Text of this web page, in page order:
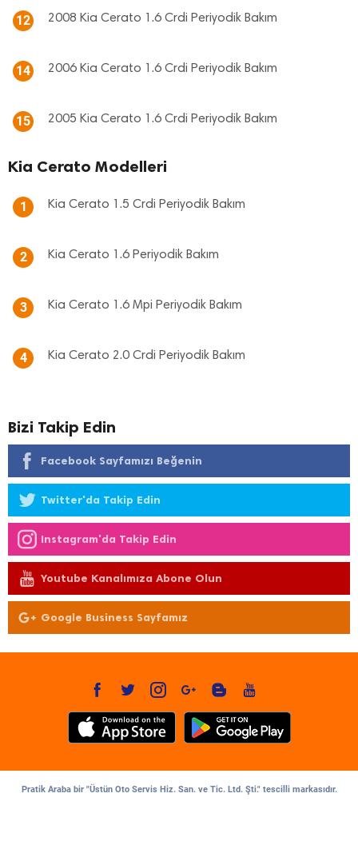
12 2008 Kia Cerato 1.6 Crdi Periyodik Bakım
14 2006 Kia Cerato 1.6 Crdi Periyodik Bakım
15 2005 Kia Cerato 1.6 Crdi Periyodik Bakım
Kia Cerato Modelleri
1 Kia Cerato 1.5 Crdi Periyodik Bakım
2 Kia Cerato 1.6 Periyodik Bakım
3 Kia Cerato 1.6 Mpi Periyodik Bakım
4 Kia Cerato 2.0 Crdi Periyodik Bakım
Bizi Takip Edin
Facebook Sayfamızı Beğenin
Twitter'da Takip Edin
Instagram'da Takip Edin
Youtube Kanalımıza Abone Olun
Google Business Sayfamız
Pratik Araba bir "Üstün Oto Servis Hiz. San. ve Tic. Ltd. Şti." tescilli markasıdır.